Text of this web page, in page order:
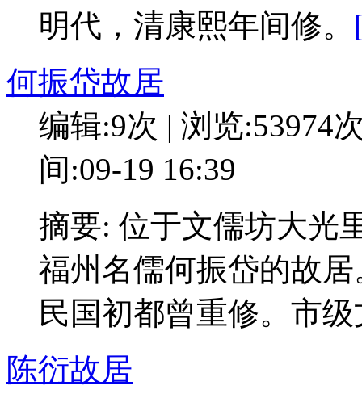
明代，清康熙年间修。
何振岱故居
编辑:9次 | 浏览:53974
间:09-19 16:39
摘要: 位于文儒坊大光
福州名儒何振岱的故
民国初都曾重修。市
陈衍故居